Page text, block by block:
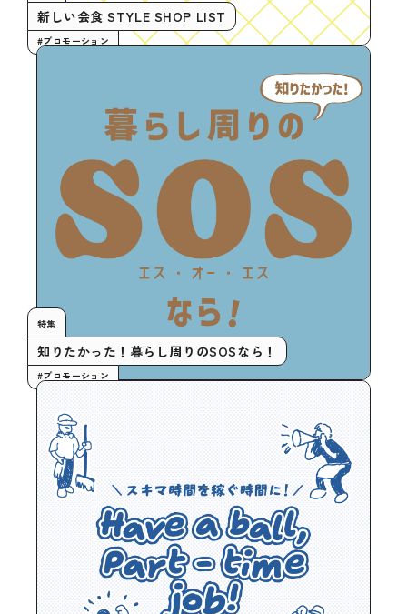
新しい会食 STYLE SHOP LIST
#プロモーション
特集
知りたかった！暮らし周りのSOSなら！
#プロモーション